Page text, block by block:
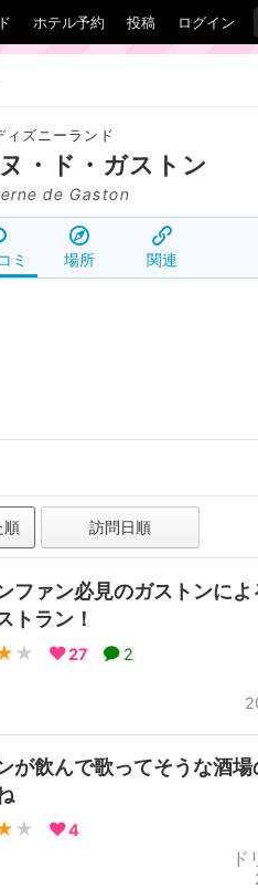
ホテル予約 投稿 ログイン
ィズニーランド
・ド・ガストン
de Gaston
ミ 場所 関連
順 訪問日順
ファン必見のガストンに
トラン！
★ 27 2
が飲んで歌ってそうな酒
★ 4
ド